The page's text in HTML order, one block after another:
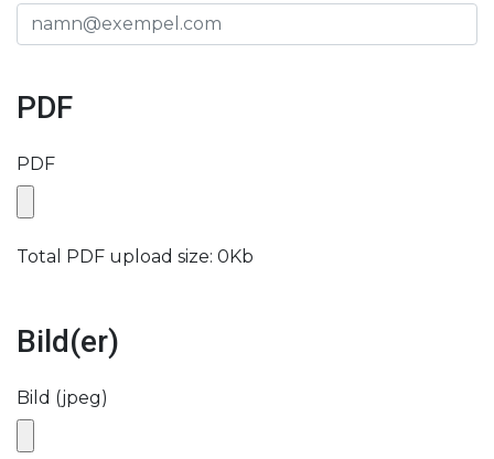
PDF
PDF
Total PDF upload size: 0Kb
Bild(er)
Bild (jpeg)